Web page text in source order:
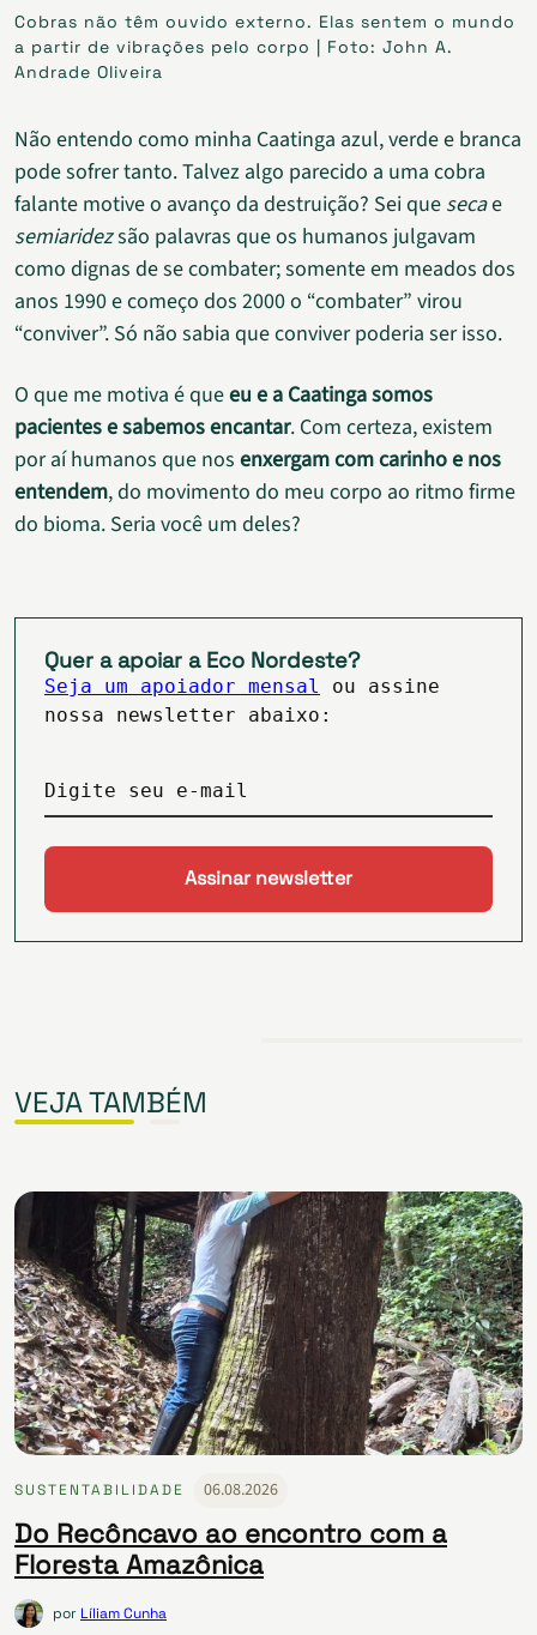
Cobras não têm ouvido externo. Elas sentem o mundo
a partir de vibrações pelo corpo | Foto: John A.
Andrade Oliveira
Não entendo como minha Caatinga azul, verde e branca
pode sofrer tanto. Talvez algo parecido a uma cobra
falante motive o avanço da destruição? Sei que secae
semiaridezsão palavras que os humanos julgavam
como dignas de se combater; somente em meados dos
anos 1990 e começo dos 2000 o “combater” virou
“conviver”. Só não sabia que conviver poderia ser isso.
O que me motiva é queeu e a Caatinga somos
pacientes e sabemos encantar. Com certeza, existem
por aí humanos que nos enxergam com carinho e nos
entendem, do movimento do meu corpo ao ritmo firme
do bioma. Seria você um deles?
Quer a apoiar a Eco Nordeste?
Seja um apoiador mensal
ou assine
nossa newsletter abaixo:
Digite seu e-mail
VEJA TAMBÉM
SUSTENTABILIDADE 06.08.2026
Do Recôncavo ao encontro com a
Floresta Amazônica
por Líliam Cunha